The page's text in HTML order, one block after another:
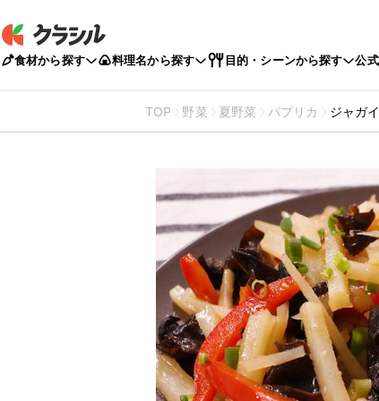
食材から探す 料理名から探す 目的・シーンから探す 公
TOP 野菜 夏野菜 パプリカ ジャガ